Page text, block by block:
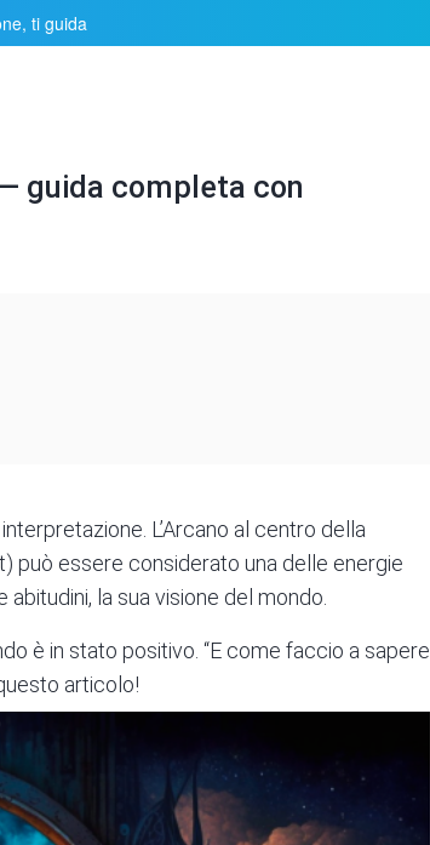
guida completa con
L’Arcano al centro della
può essere considerato una delle energie
la sua visione del mondo.
è in stato positivo. “E come faccio a sapere
articolo!
ti guida